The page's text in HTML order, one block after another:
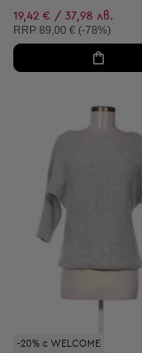
19,42 € / 37,98 лв.
Препоръчителна цена:
RRP 89,00 € (-78%)
-20% с WELCOME